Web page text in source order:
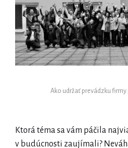
Ako udržať prevádzku firmy
Ktorá téma sa vám páčila
v budúcnosti zaujímali?